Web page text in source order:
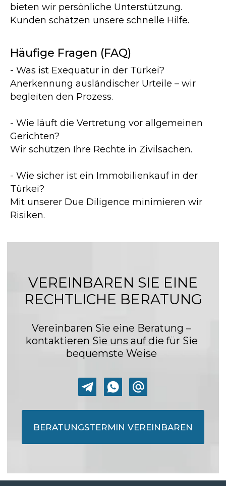
bieten wir persönliche Unterstützung.
Kunden schätzen unsere schnelle Hilfe.
Häufige Fragen (FAQ)
- Was ist Exequatur in der Türkei?
Anerkennung ausländischer Urteile – wir
begleiten den Prozess.
- Wie läuft die Vertretung vor allgemeinen
Gerichten?
Wir schützen Ihre Rechte in Zivilsachen.
- Wie sicher ist ein Immobilienkauf in der
Türkei?
Mit unserer Due Diligence minimieren wir
Risiken.
© 2023 Türkische Internationale
Anwaltskanzlei und Beratung